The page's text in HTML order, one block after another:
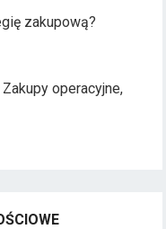
zakupową?
operacyjne,